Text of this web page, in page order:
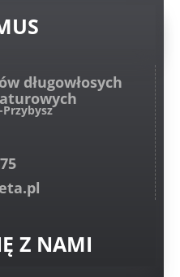
długowłosych
Przybysz
Z NAMI